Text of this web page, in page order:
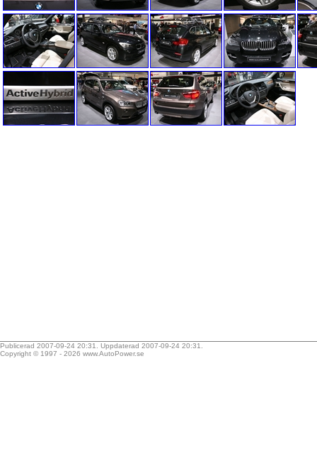
Publicerad 2007-09-24 20:31. Uppdaterad 2007-09-24 20:31.
Copyright © 1997 - 2026 www.AutoPower.se